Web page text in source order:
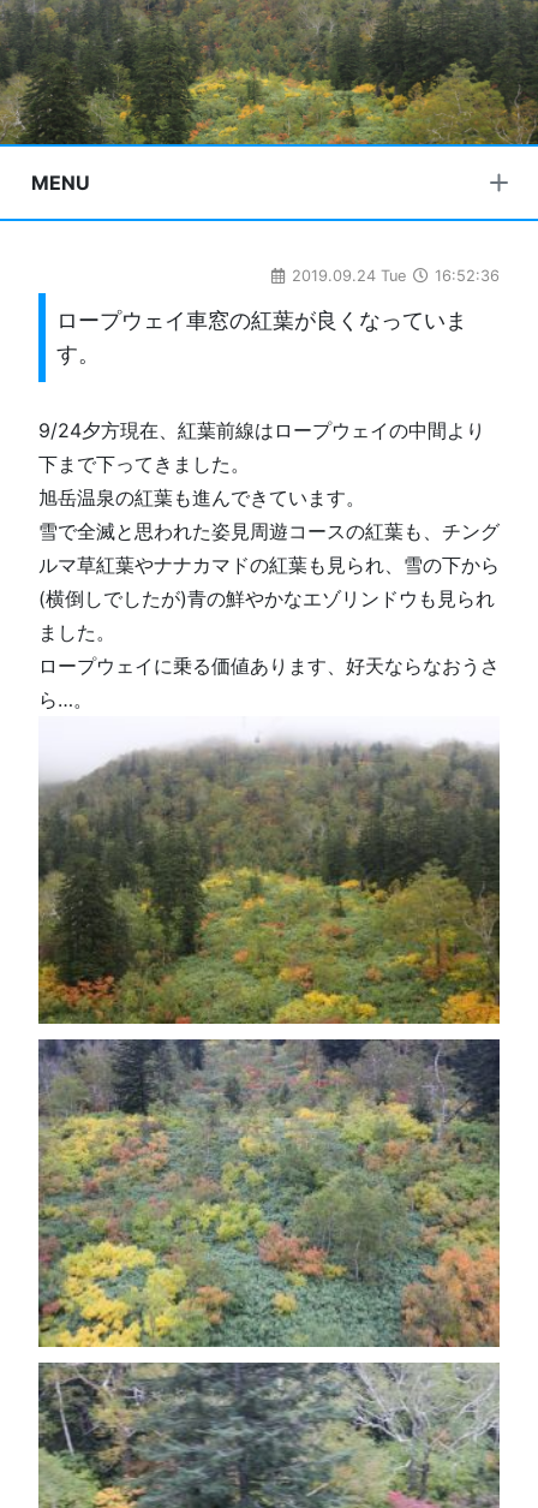
MENU
2019.09.24 Tue 16:52:36
ロープウェイ車窓の紅葉が良くなっていま
す。
9/24夕方現在、紅葉前線はロープウェイの中間より
下まで下ってきました。
旭岳温泉の紅葉も進んできています。
雪で全滅と思われた姿見周遊コースの紅葉も、チング
ルマ草紅葉やナナカマドの紅葉も見られ、雪の下から
(横倒しでしたが)青の鮮やかなエゾリンドウも見られ
ました。
ロープウェイに乗る価値あります、好天ならなおうさ
ら…。